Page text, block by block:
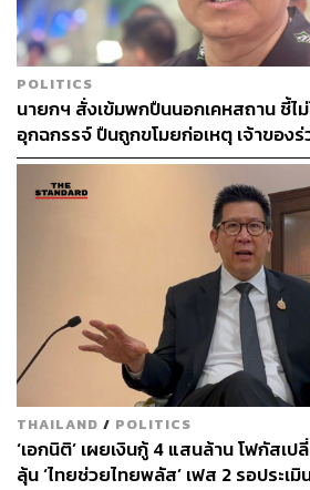
POLITICS
นายกฯ สั่งเข้มพกปืนนอกเคหสถาน ชี้ไม่
อุกฉกรรจ์ ปืนถูกขโมยก่อเหตุ เจ้าของ
THAILAND / POLITICS
‘เอกนิติ’ เผยเงินกู้ 4 แสนล้าน โฟกัสเ
ลุ้น ‘ไทยช่วยไทยพลัส’ เฟส 2 รอประเมิ